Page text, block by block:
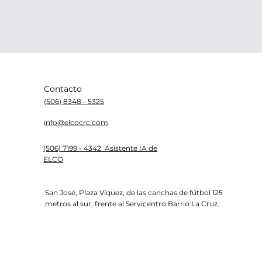
info@elcocrc.com
Contacto
(506) 8348 - 5325
(506) 7199 - 4342 Asistente IA de
ELCO
San José, Plaza Víquez, de las canchas de fútbol 125
metros al sur, frente al Servicentro Barrio La Cruz.